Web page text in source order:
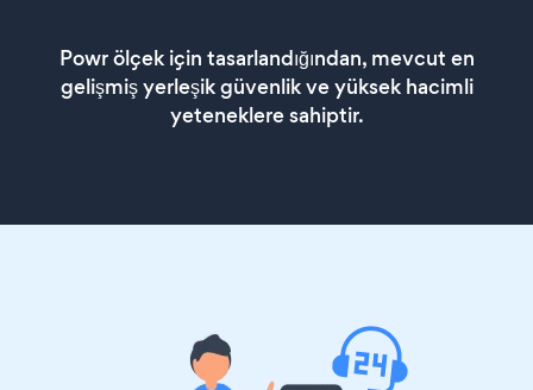
Powr ölçek için tasarlandığından, mevcut en
gelişmiş yerleşik güvenlik ve yüksek hacimli
yeteneklere sahiptir.